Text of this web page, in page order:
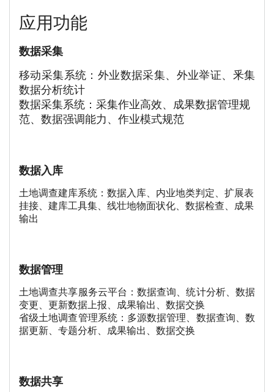
应用功能
数据采集
移动采集系统：外业数据采集、外业举证、釆集
数据分析统计
数据采集系统：采集作业高效、成果数据管理规
范、数据强调能力、作业模式规范
数据入库
土地调查建库系统：数据入库、内业地类判定、扩展表
挂接、建库工具集、线壮地物面状化、数据检查、成果
输出
数据管理
土地调查共享服务云平台：数据查询、统计分析、数据
变更、更新数据上报、成果输出、数据交换
省级土地调查管理系统：多源数据管理、数据查询、数
据更新、专题分析、成果输出、数据交换
数据共享